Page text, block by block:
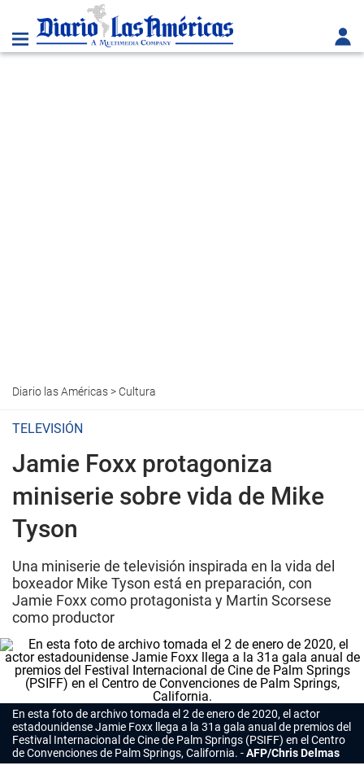
Diario las Américas> Cultura
TELEVISIÓN
Jamie Foxx protagoniza
miniserie sobre vida de Mike
Tyson
Una miniserie de televisión inspirada en la vida del
boxeador Mike Tyson está en preparación, con
Jamie Foxx como protagonista y Martin Scorsese
como productor
En esta foto de archivo tomada el 2 de enero de 2020, el actor
estadounidenseJamie Foxx llega a la 31a gala anual de premios del
Festival Internacional de Cine de Palm Springs (PSIFF) en el Centro
de Convenciones de Palm Springs, California.
AFP/Chris Delmas